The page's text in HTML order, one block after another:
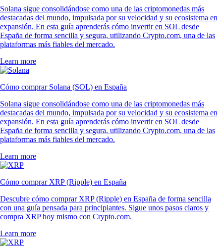
Solana sigue consolidándose como una de las criptomonedas más
destacadas del mundo, impulsada por su velocidad y su ecosistema en
expansión. En esta guía aprenderás cómo invertir en SOL desde
España de forma sencilla y segura, utilizando Crypto.com, una de las
plataformas más fiables del mercado.
Learn more
Cómo comprar Solana (SOL) en España
Solana sigue consolidándose como una de las criptomonedas más
destacadas del mundo, impulsada por su velocidad y su ecosistema en
expansión. En esta guía aprenderás cómo invertir en SOL desde
España de forma sencilla y segura, utilizando Crypto.com, una de las
plataformas más fiables del mercado.
Learn more
Cómo comprar XRP (Ripple) en España
Descubre cómo comprar XRP (Ripple) en España de forma sencilla
con una guía pensada para principiantes. Sigue unos pasos claros y
compra XRP hoy mismo con Crypto.com.
Learn more